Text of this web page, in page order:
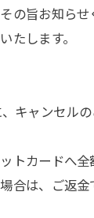
旨お知らせ
します。
キャンセル
カードへ全
合は、ご返金